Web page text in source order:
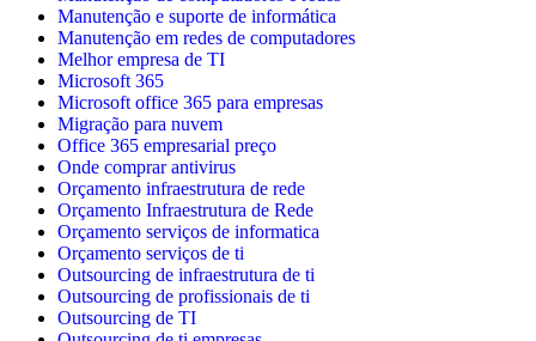
Manutenção e suporte de informática
Manutenção em redes de computadores
Melhor empresa de TI
Microsoft 365
Microsoft office 365 para empresas
Migração para nuvem
Office 365 empresarial preço
Onde comprar antivirus
Orçamento infraestrutura de rede
Orçamento Infraestrutura de Rede
Orçamento serviços de informatica
Orçamento serviços de ti
Outsourcing de infraestrutura de ti
Outsourcing de profissionais de ti
Outsourcing de TI